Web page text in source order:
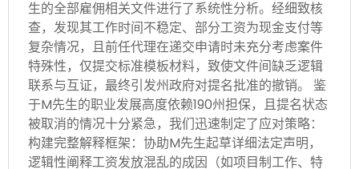
生的全部雇佣相关文件进行了系统性分析。经细致核
查，发现其工作时间不稳定、部分工资为现金支付等
复杂情况，且前任代理在递交申请时未充分考虑案件
特殊性，仅提交标准模板材料，致使文件间缺乏逻辑
联系与互证，最终引发州政府对提名批准的撤销。 鉴
于M先生的职业发展高度依赖190州担保，且提名状态
被取消的情况十分紧急，我们迅速制定了应对策略：
构建完整解释框架：协助M先生起草详细法定声明，
逻辑性阐释工资发放混乱的成因（如项目制工作、特